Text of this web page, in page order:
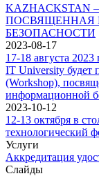
БЕЗОПАСНОСТИ
2023-08-17
17-18 августа
IT University будет
(Workshop),
информационной
2023-10-12
12-13 октября в
технологический
Услуги
Аккредитация
Слайды